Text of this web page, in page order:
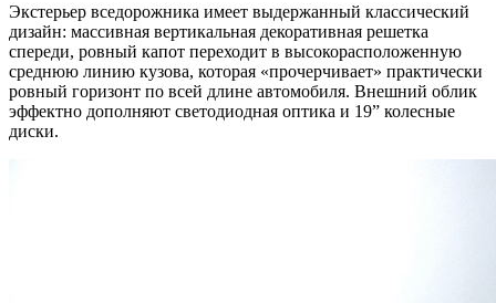
Экстерьер вседорожника имеет выдержанный классический
дизайн: массивная вертикальная декоративная решетка
спереди, ровный капот переходит в высокорасположенную
среднюю линию кузова, которая «прочерчивает» практически
ровный горизонт по всей длине автомобиля. Внешний облик
эффектно дополняют светодиодная оптика и 19” колесные
диски.